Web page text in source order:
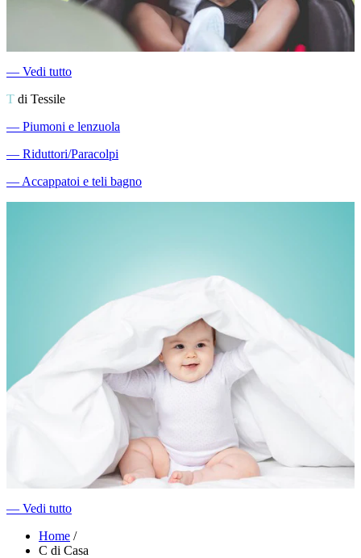
― Vedi tutto
T di Tessile
― Piumoni e lenzuola
― Riduttori/Paracolpi
―Accappatoi e teli bagno
― Vedi tutto
Home /
C di Casa